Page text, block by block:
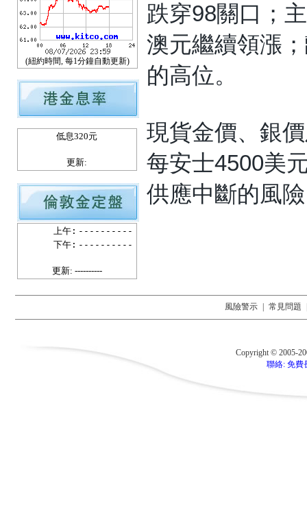
(紐約時間, 每1分鐘自動更新)
低息320元
更新:
上午: ----------
下午: ----------
更新: ----------
跌穿98關口；
澳元繼續領漲
的高位。
現貨金價、銀
每安士4500美
供應中斷的風
風險警示 常見問題
Copyright © 2005-
聯絡: 免費